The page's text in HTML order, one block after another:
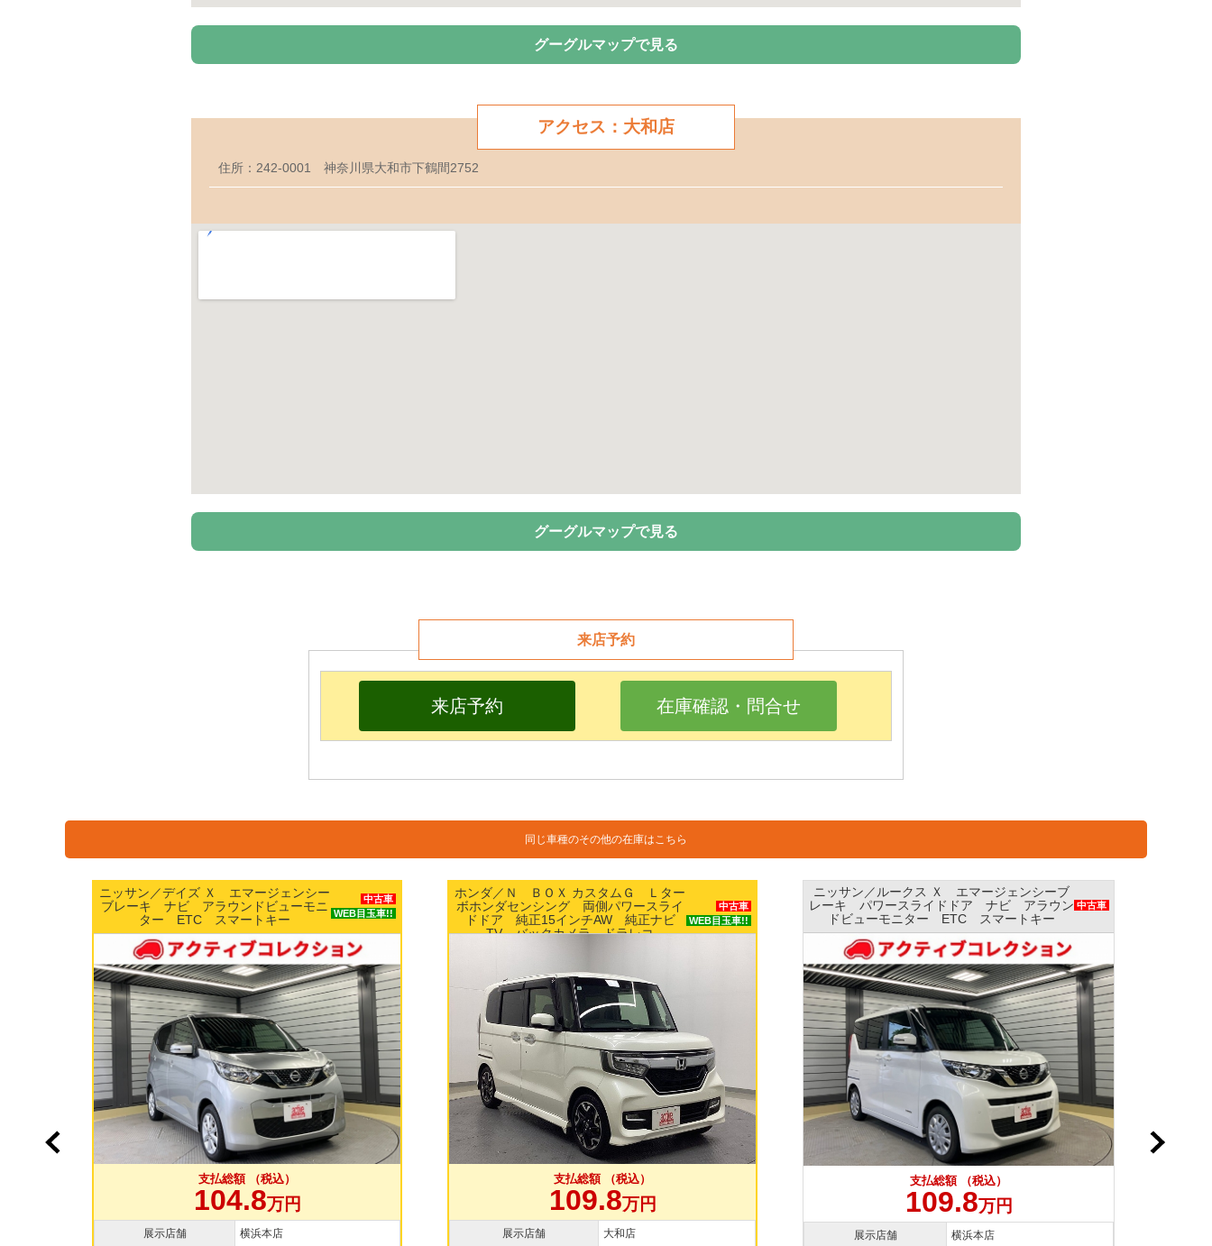
グーグルマップで見る
アクセス：大和店
住所：242-0001 神奈川県大和市下鶴間2752
グーグルマップで見る
来店予約
来店予約 在庫確認・問合せ
同じ車種のその他の在庫はこちら
ホンダ／Ｎ ＢＯＸ カスタムＧ Ｌター
ボホンダセンシング 両側パワースライ
ドドア 純正15インチAW 純正ナビ
TV バックカメラ ドラレコ
中古車
WEB目玉車!!
支払総額 （税込）
109.8万円
展示店舗 大和店
ニッサン／ルークス Ｘ エマージェンシーブ
レーキ パワースライドドア ナビ アラウン
ドビューモニター ETC スマートキー
中古車
支払総額 （税込）
109.8万円
展示店舗 横浜本店
ニッサン／ルークス Ｘ エマージェンシーブレ
ーキ パワースライドドア ナビ 全方位モニ
ター AAC
中古車
支払総額 （税込）
109.8万円
展示店舗 横浜本店